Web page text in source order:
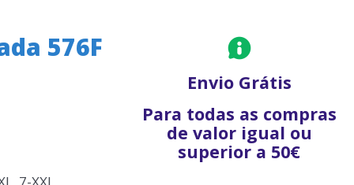
576F
Envio Grátis
Para todas as compras
de valor igual ou
superior a 50€